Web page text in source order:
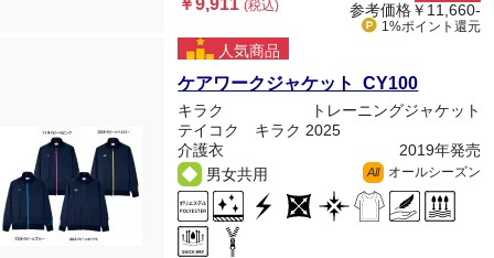
￥9,911(税込) 参考価格￥11,660-
1%ポイント 還元
人気商品
ケアワークジャケット CY100
キラク
トレーニングジャケット
テイコク キラク 2025
介護衣
2019年発売
男女共用
All オールシーズン